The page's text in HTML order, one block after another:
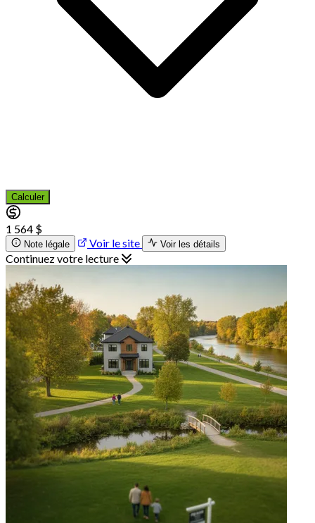
Calculer
1 564 $
Note légale Voir le site Voir les détails
Continuez votre lecture